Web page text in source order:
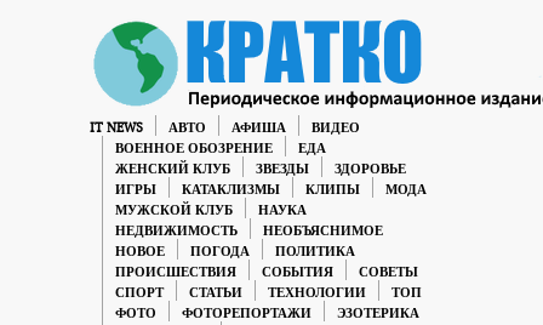
IT NEWS АВТО АФИША
ВИДЕО
ВОЕННОЕ ОБОЗРЕНИЕ
ЕДА
ЖЕНСКИЙ КЛУБ
ЗВЕЗДЫ
ЗДОРОВЬЕ
ИГРЫ
КАТАКЛИЗМЫ КЛИПЫ
МОДА
МУЖСКОЙ КЛУБ
НАУКА
НЕДВИЖИМОСТЬ
НЕОБЪЯСНИМОЕ
НОВОЕ
ПОГОДА
ПОЛИТИКА
ПРОИСШЕСТВИЯ
СОБЫТИЯ
СОВЕТЫ
СПОРТ
СТАТЬИ ТЕХНОЛОГИИ
ТОП
ФОТО
ФОТОРЕПОРТАЖИ
ЭЗОТЕРИКА